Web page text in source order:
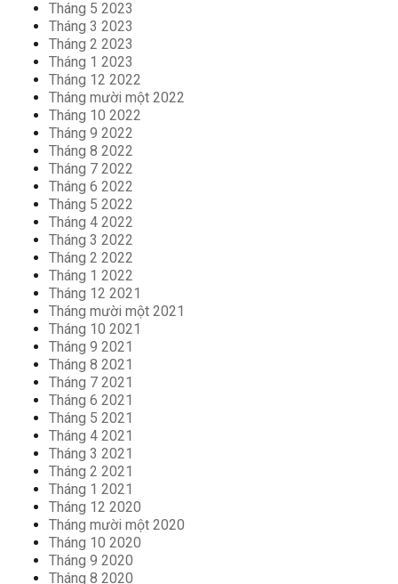
Tháng 5 2023
Tháng 3 2023
Tháng 2 2023
Tháng 1 2023
Tháng 12 2022
Tháng mười một 2022
Tháng 10 2022
Tháng 9 2022
Tháng 8 2022
Tháng 7 2022
Tháng 6 2022
Tháng 5 2022
Tháng 4 2022
Tháng 3 2022
Tháng 2 2022
Tháng 1 2022
Tháng 12 2021
Tháng mười một 2021
Tháng 10 2021
Tháng 9 2021
Tháng 8 2021
Tháng 7 2021
Tháng 6 2021
Tháng 5 2021
Tháng 4 2021
Tháng 3 2021
Tháng 2 2021
Tháng 1 2021
Tháng 12 2020
Tháng mười một 2020
Tháng 10 2020
Tháng 9 2020
Tháng 8 2020